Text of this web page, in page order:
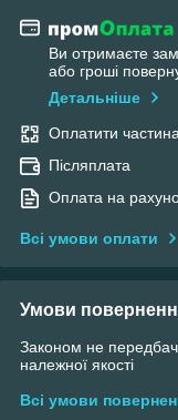
Ви отримаєте
або гроші
Детальніше
Оплатити
Післяплата
Оплата на
Всі умови оплати
Умови
Законом не
належної якості
Всі умови